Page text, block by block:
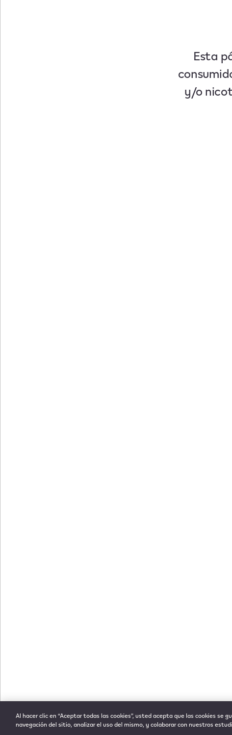
Esta
y/o
Al hacer clic en “Aceptar todas las cookies”, usted acepta que las cookies se
navegación del sitio, analizar el uso del mismo, y colaborar con nuestros